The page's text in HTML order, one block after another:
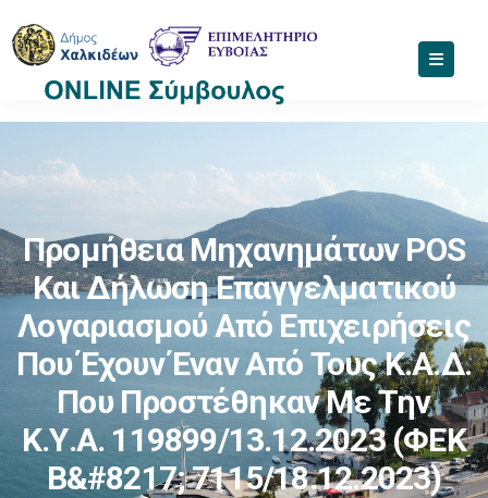
Προμήθεια Μηχανημάτων POS
Και Δήλωση Επαγγελματικού
Λογαριασμού Από Επιχειρήσεις
Που Έχουν Έναν Από Τους Κ.Α.Δ.
Που Προστέθηκαν Με Την
Κ.Υ.Α. 119899/13.12.2023 (ΦΕΚ
Β&#8217; 7115/18.12.2023)